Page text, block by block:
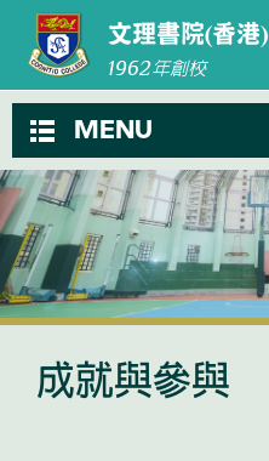
文理書院(香港)
1962年創校
MENU
成就與參與